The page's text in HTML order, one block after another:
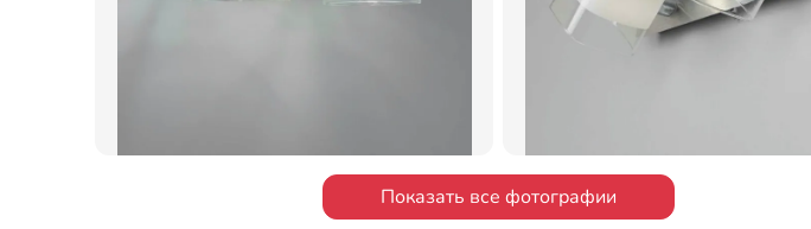
Показать все фотографии